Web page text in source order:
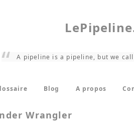
A pipeline is a pipeline, but we call
Blog A propos
Wrangler